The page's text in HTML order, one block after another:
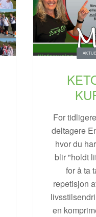
For
deltagere
hvor du
blir "holdt
for å ta
repetisjon
en